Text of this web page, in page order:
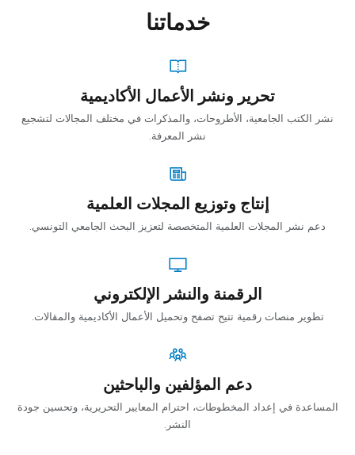
خدماتنا
تحرير ونشر الأعمال الأكاديمية
نشر الكتب الجامعية، الأطروحات، والمذكرات في مختلف المجالات لتشجيع
نشر المعرفة.
إنتاج وتوزيع المجلات العلمية
دعم نشر المجلات العلمية المتخصصة لتعزيز البحث الجامعي التونسي.
الرقمنة والنشر الإلكتروني
تطوير منصات رقمية تتيح تصفح وتحميل الأعمال الأكاديمية والمقالات.
دعم المؤلفين والباحثين
المساعدة في إعداد المخطوطات، احترام المعايير التحريرية، وتحسين جودة
النشر.